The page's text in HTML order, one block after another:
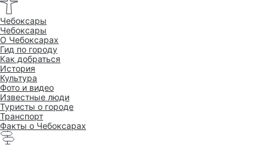
Чебоксары
Чебоксары
O Чебоксарах
Гид по городу
Как добраться
История
Культура
Фото и видео
Известные люди
Туристы о городе
Транспорт
Факты о Чебоксарах